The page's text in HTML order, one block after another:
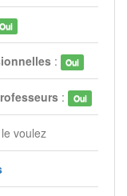
Oui
: Oui
: Oui
voulez